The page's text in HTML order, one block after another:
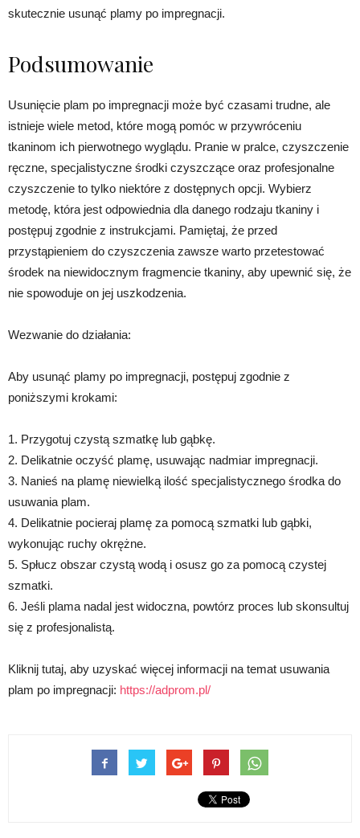
skutecznie usunąć plamy po impregnacji.
Podsumowanie
Usunięcie plam po impregnacji może być czasami trudne, ale
istnieje wiele metod, które mogą pomóc w przywróceniu
tkaninom ich pierwotnego wyglądu. Pranie w pralce, czyszczenie
ręczne, specjalistyczne środki czyszczące oraz profesjonalne
czyszczenie to tylko niektóre z dostępnych opcji. Wybierz
metodę, która jest odpowiednia dla danego rodzaju tkaniny i
postępuj zgodnie z instrukcjami. Pamiętaj, że przed
przystąpieniem do czyszczenia zawsze warto przetestować
środek na niewidocznym fragmencie tkaniny, aby upewnić się, że
nie spowoduje on jej uszkodzenia.
Wezwanie do działania:
Aby usunąć plamy po impregnacji, postępuj zgodnie z
poniższymi krokami:
1. Przygotuj czystą szmatkę lub gąbkę.
2. Delikatnie oczyść plamę, usuwając nadmiar impregnacji.
3. Nanieś na plamę niewielką ilość specjalistycznego środka do
usuwania plam.
4. Delikatnie pocieraj plamę za pomocą szmatki lub gąbki,
wykonując ruchy okrężne.
5. Spłucz obszar czystą wodą i osusz go za pomocą czystej
szmatki.
6. Jeśli plama nadal jest widoczna, powtórz proces lub skonsultuj
się z profesjonalistą.
Kliknij tutaj, aby uzyskać więcej informacji na temat usuwania
plam po impregnacji: https://adprom.pl/